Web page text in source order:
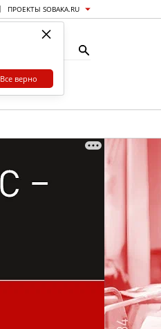
ПРОЕКТЫ SOBAKA.RU
×
Все верно